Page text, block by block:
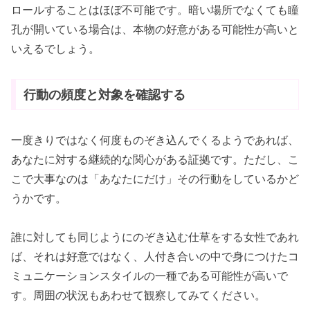
ロールすることはほぼ不可能です。暗い場所でなくても瞳
孔が開いている場合は、本物の好意がある可能性が高いと
いえるでしょう。
行動の頻度と対象を確認する
一度きりではなく何度ものぞき込んでくるようであれば、
あなたに対する継続的な関心がある証拠です。ただし、こ
こで大事なのは「あなたにだけ」その行動をしているかど
うかです。
誰に対しても同じようにのぞき込む仕草をする女性であれ
ば、それは好意ではなく、人付き合いの中で身につけたコ
ミュニケーションスタイルの一種である可能性が高いで
す。周囲の状況もあわせて観察してみてください。